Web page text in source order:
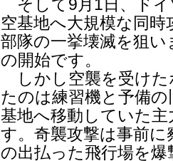
そして9月1日、ドイ
空基地へ大規模な同
部隊の一挙壊滅を狙
の開始です。
しかし空襲を受けた
たのは練習機と予備
基地へ移動していた
す。奇襲攻撃は事前
の出払った飛行場を